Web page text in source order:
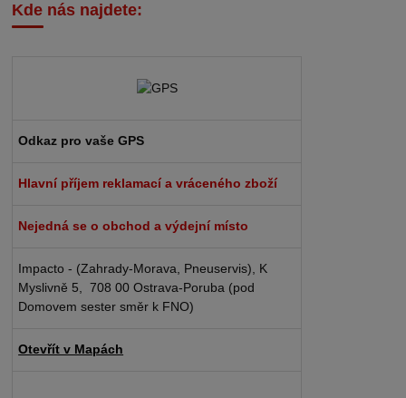
Kde nás najdete:
Odkaz pro vaše GPS
Hlavní příjem reklamací a vráceného zboží
Nejedná se o obchod a výdejní místo
Impacto - (Zahrady-Morava, Pneuservis), K
Myslivně 5, 708 00 Ostrava-Poruba (pod
Domovem sester směr k FNO)
Otevřít v Mapách